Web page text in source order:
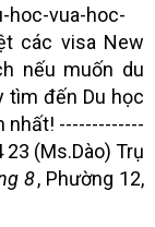
hoc-vua-hoc-
các visa New
nếu muốn du
tìm đến Du học
nhất! -------------
(Ms.Dào) Trụ
8, Phường 12,